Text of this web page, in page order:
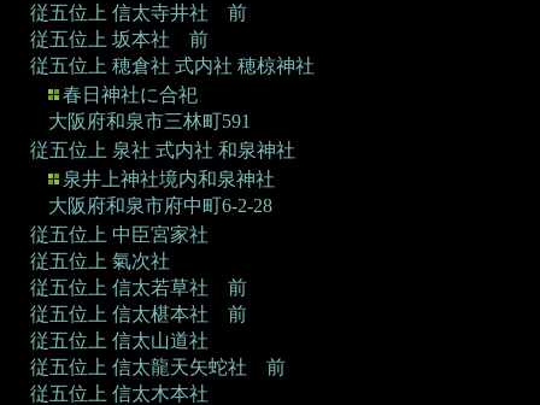
従五位上 信太寺井社 前
従五位上 坂本社 前
従五位上 穂倉社 式内社 穂椋神社
春日神社に合祀
大阪府和泉市三林町591
従五位上 泉社 式内社 和泉神社
泉井上神社境内和泉神社
大阪府和泉市府中町6-2-28
従五位上 中臣宮家社
従五位上 氣次社
従五位上 信太若草社 前
従五位上 信太椹本社 前
従五位上 信太山道社
従五位上 信太龍天矢蛇社 前
従五位上 信太木本社